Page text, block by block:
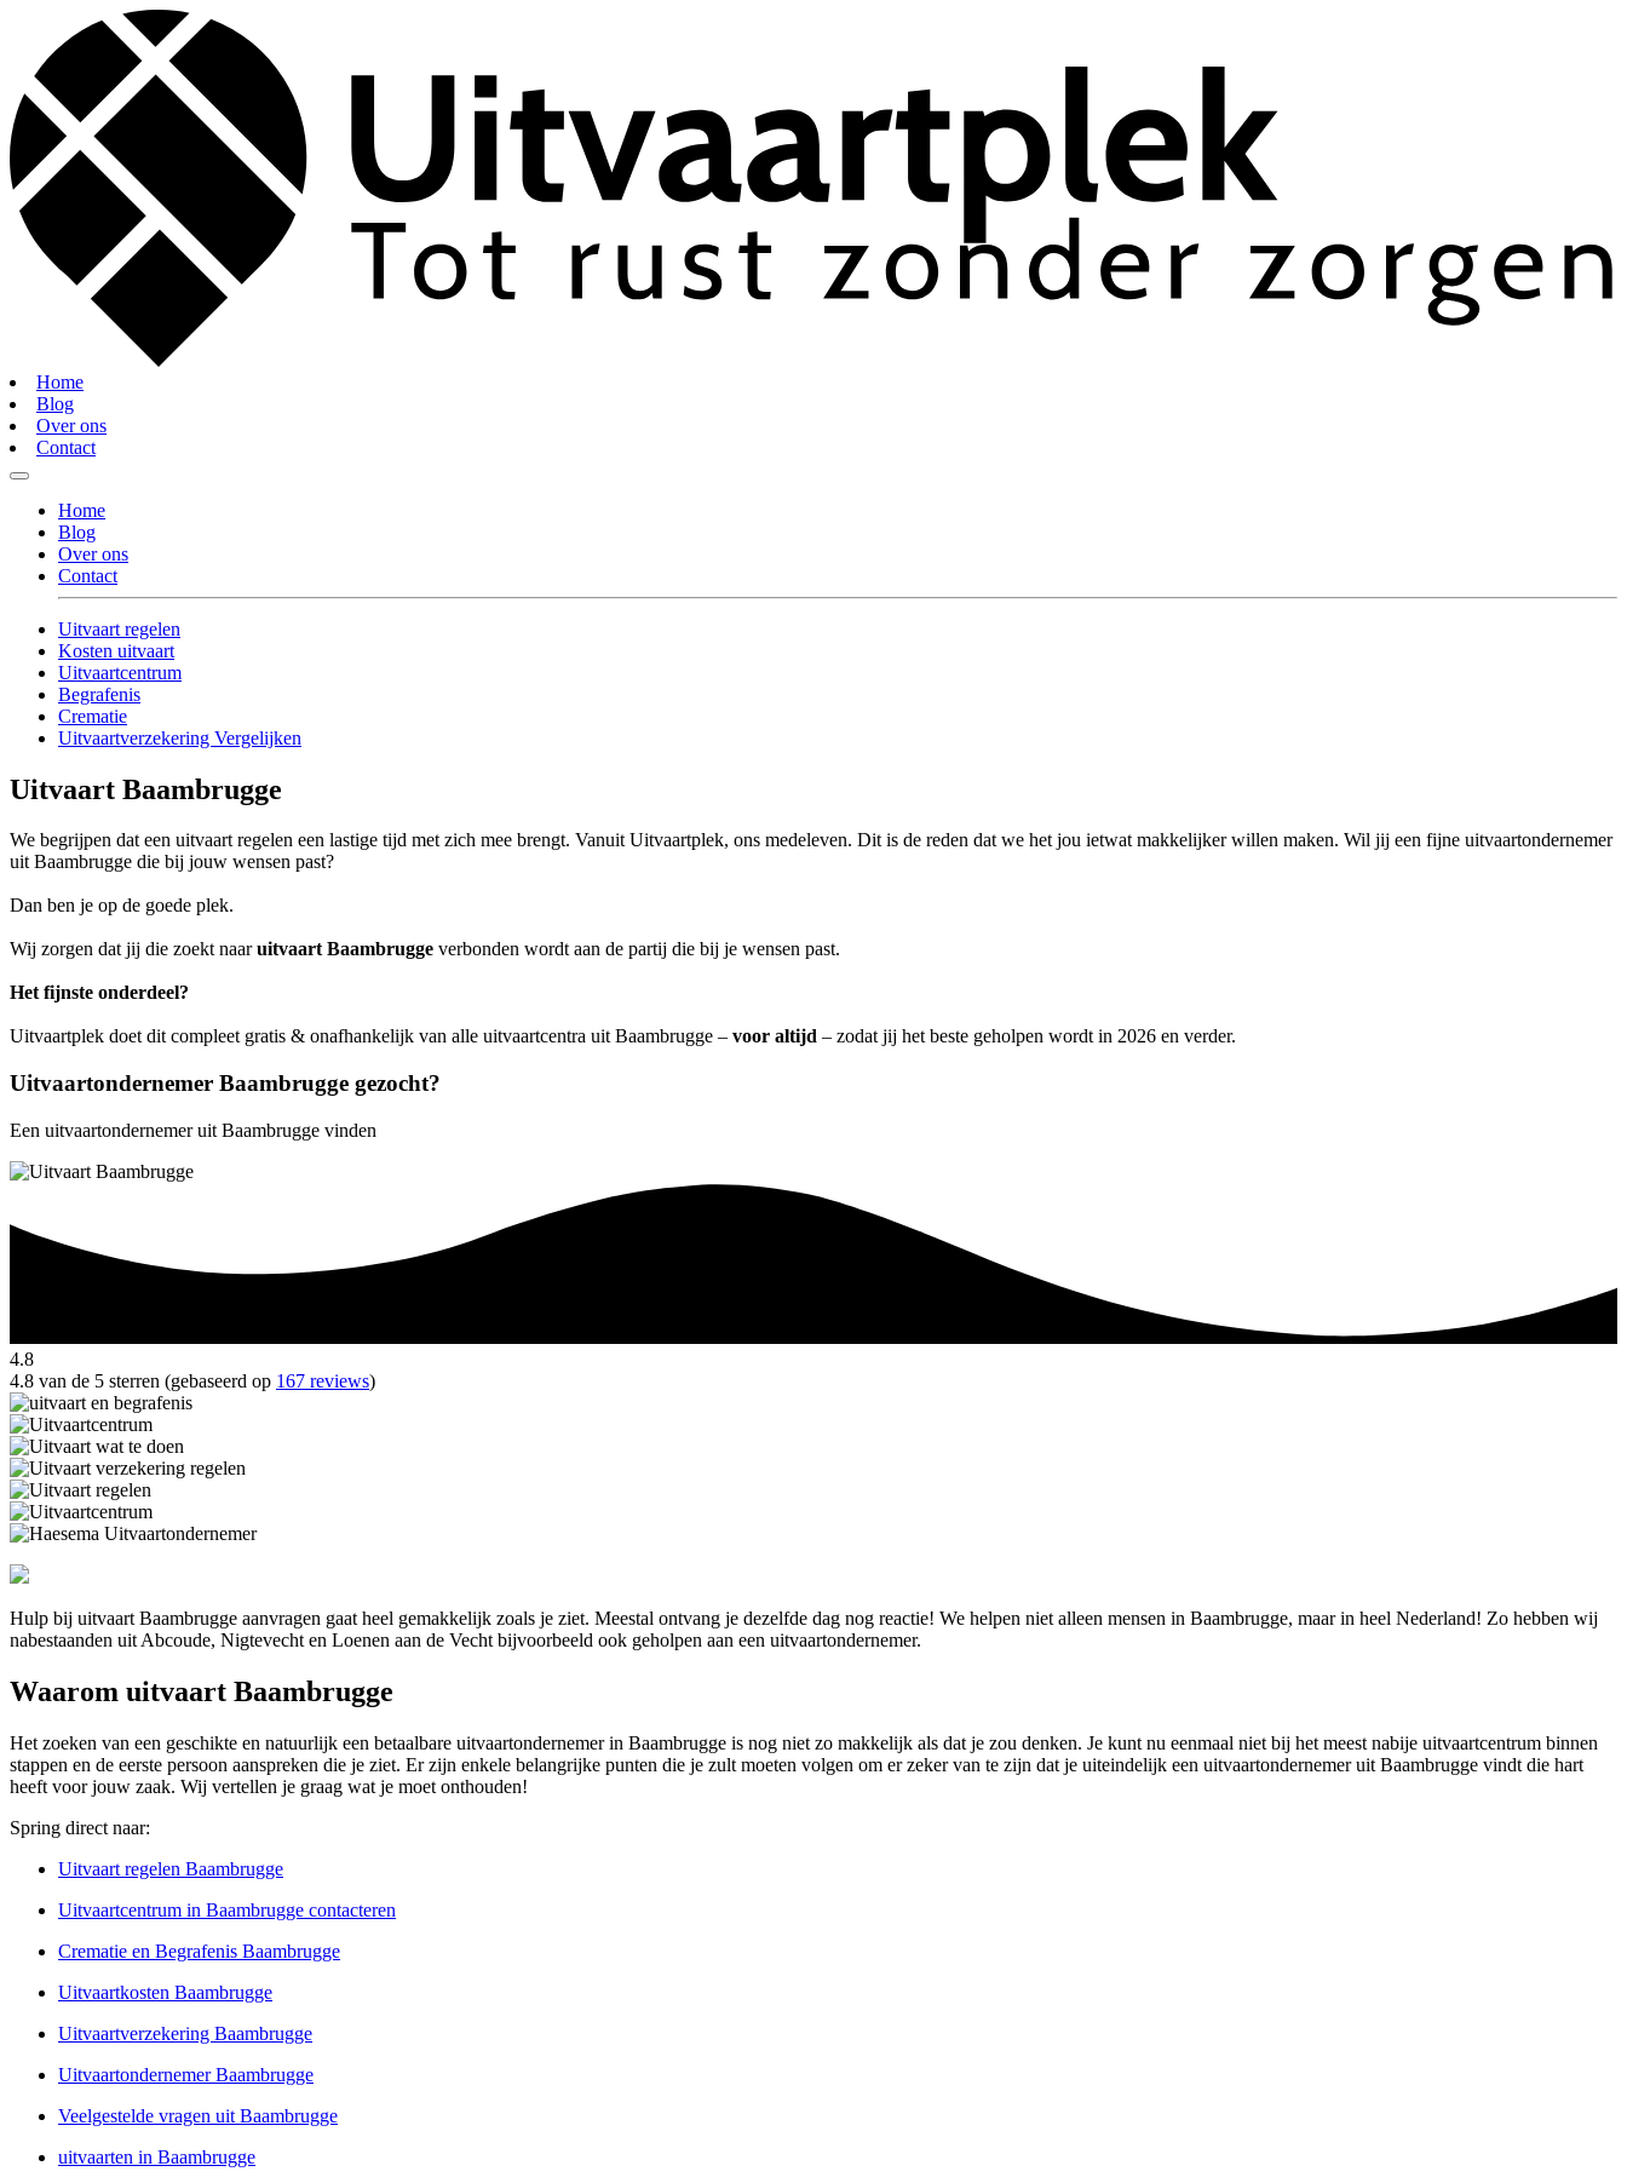
Home
Blog
Over ons
Contact
Home
Blog
Over ons
Contact
Uitvaart regelen
Kosten uitvaart
Uitvaartcentrum
Begrafenis
Crematie
Uitvaartverzekering Vergelijken
Uitvaart Baambrugge
We begrijpen dat een uitvaart regelen een lastige tijd met zich mee brengt. Vanuit Uitvaartplek, ons medeleven. Dit is de reden dat we het jou ietwat makkelijker willen maken. Wil jij een fijne uitvaartondernemer
uit Baambrugge die bij jouw wensen past?
Dan ben je op de goede plek.
Wij zorgen dat jij die zoekt naaruitvaart Baambrugge verbonden wordt aan de partij die bij je wensen past.
Het fijnste onderdeel?
Uitvaartplek doet dit compleet gratis & onafhankelijk van alle uitvaartcentra uit Baambrugge – voor altijd – zodat jij het beste geholpen wordt in 2026 en verder.
Uitvaartondernemer Baambrugge gezocht?
Een uitvaartondernemer uit Baambrugge vinden
4.8
4.8 van de 5 sterren (gebaseerd op 167 reviews)
Hulp bij uitvaart Baambrugge aanvragen gaat heel gemakkelijk zoals je ziet. Meestal ontvang je dezelfde dag nog reactie! We helpen niet alleen mensen in Baambrugge, maar in heel Nederland! Zo hebben wij
nabestaanden uit Abcoude, Nigtevecht en Loenen aan de Vecht bijvoorbeeld ook geholpen aan een uitvaartondernemer.
Waarom uitvaart Baambrugge
Het zoeken van een geschikte en natuurlijk een betaalbare uitvaartondernemer in Baambrugge is nog niet zo makkelijk als dat je zou denken. Je kunt nu eenmaal niet bij het meest nabije uitvaartcentrum binnen
stappen en de eerste persoon aanspreken die je ziet. Er zijn enkele belangrijke punten die je zult moeten volgen om er zeker van te zijn dat je uiteindelijk een uitvaartondernemer uit Baambrugge vindt die hart
heeft voor jouw zaak. Wij vertellen je graag wat je moet onthouden!
Spring direct naar:
Uitvaart regelen Baambrugge
Uitvaartcentrum in Baambrugge contacteren
Crematie en Begrafenis Baambrugge
Uitvaartkosten Baambrugge
Uitvaartverzekering Baambrugge
Uitvaartondernemer Baambrugge
Veelgestelde vragen uit Baambrugge
uitvaarten in Baambrugge